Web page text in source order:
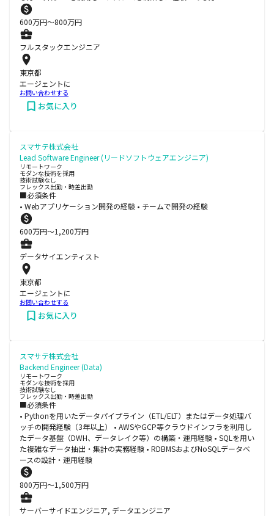
600万円〜800万円
フルスタックエンジニア
東京都
エージェントに
お問い合わせする
お気に入り
スマサテ株式会社
Lead Software Engineer (リードソフトウェアエンジニア)
リモートワーク
モダンな技術を採用
技術試験なし
フレックス出勤・時差出勤
■必須条件
• Webアプリケーション開発の経験 • チームで開発の経験
600万円〜1,200万円
データサイエンティスト
東京都
エージェントに
お問い合わせする
お気に入り
スマサテ株式会社
Backend Engineer (Data)
リモートワーク
モダンな技術を採用
技術試験なし
フレックス出勤・時差出勤
■必須条件
• Pythonを用いたデータパイプライン（ETL/ELT）またはデータ処理バ
ッチの開発経験（3年以上） • AWSやGCP等クラウドインフラを利用し
たデータ基盤（DWH、データレイク等）の構築・運用経験 • SQLを用い
た複雑なデータ抽出・集計の実務経験 • RDBMSおよびNoSQLデータベ
ースの設計・運用経験
800万円〜1,500万円
サーバーサイドエンジニア, データエンジニア